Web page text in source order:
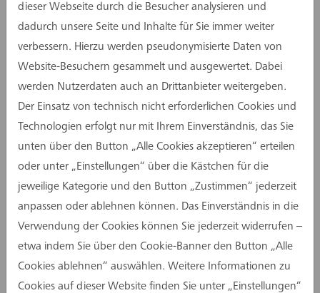
Bereits im Rahmen einer feierlichen Eröffnung
hatten Bürgerinnen und Bürger Gelegenheit, die
neugestaltete Zone kennenzulernen. Auch das
Projektteam der assmann gruppe war vor Ort
und informierte über die nächsten Bauphasen.
Die Sanierung im laufenden Betrieb stellte
besondere Anforderungen an Planung und
Umsetzung. Dank einer flexiblen und
lösungsorientierten Herangehensweise konnten
alle Herausforderungen erfolgreich gemeistert
werden. Das Ergebnis ist ein modernisierter
Gebäudeteil, der durch Funktionalität und
Gestaltung überzeugt.
dieser Webseite durch die Besucher analysieren und
dadurch unsere Seite und Inhalte für Sie immer weiter
verbessern. Hierzu werden pseudonymisierte Daten von
Website-Besuchern gesammelt und ausgewertet. Dabei
werden Nutzerdaten auch an Drittanbieter weitergeben.
Der Einsatz von technisch nicht erforderlichen Cookies und
Technologien erfolgt nur mit Ihrem Einverständnis, das Sie
unten über den Button „Alle Cookies akzeptieren“ erteilen
oder unter „Einstellungen“ über die Kästchen für die
jeweilige Kategorie und den Button „Zustimmen“ jederzeit
anpassen oder ablehnen können. Das Einverständnis in die
Verwendung der Cookies können Sie jederzeit widerrufen –
etwa indem Sie über den Cookie-Banner den Button „Alle
Cookies ablehnen“ auswählen. Weitere Informationen zu
Cookies auf dieser Website finden Sie unter „Einstellungen“